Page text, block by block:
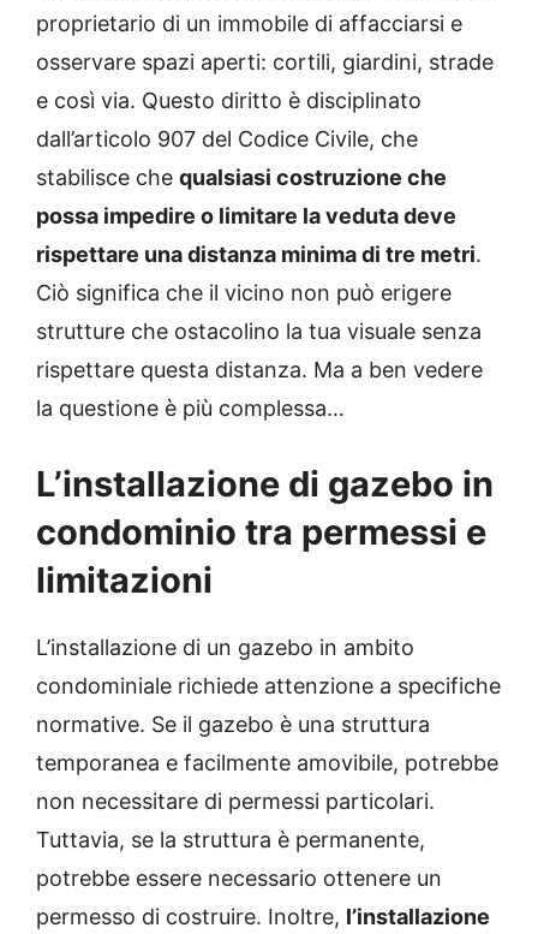
proprietario di un immobile di affacciarsi e
osservare spazi aperti: cortili, giardini, strade
e così via. Questo diritto è disciplinato
dall’articolo 907 del Codice Civile, che
stabilisce che qualsiasi costruzione che
possa impedire o limitare la veduta deve
rispettare una distanza minima di tre metri.
Ciò significa che il vicino non può erigere
strutture che ostacolino la tua visuale senza
rispettare questa distanza. Ma a ben vedere
la questione è più complessa…
L’installazione di gazebo in
condominio tra permessi e
limitazioni
L’installazione di un gazebo in ambito
condominiale richiede attenzione a specifiche
normative. Se il gazebo è una struttura
temporanea e facilmente amovibile, potrebbe
non necessitare di permessi particolari.
Tuttavia, se la struttura è permanente,
potrebbe essere necessario ottenere un
permesso di costruire. Inoltre, l’installazione